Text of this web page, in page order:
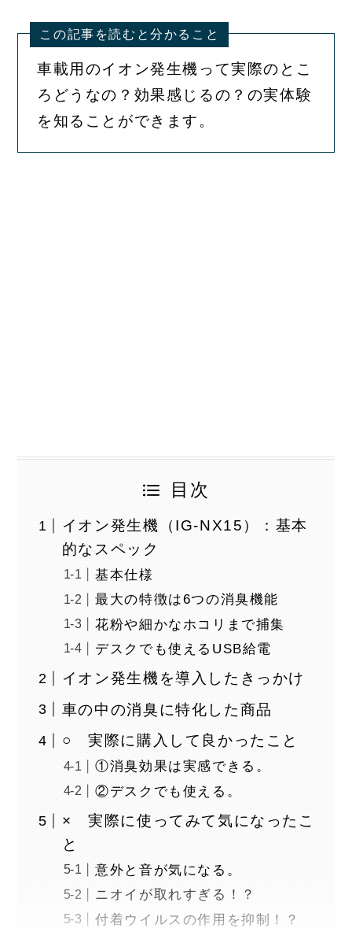
この記事を読むと分かること
車載用のイオン発生機って実際のとこ
ろどうなの？効果感じるの？の実体験
を知ることができます。
目次
イオン発生機（IG-NX15）：基本
的なスペック
基本仕様
最大の特徴は6つの消臭機能
花粉や細かなホコリまで捕集
デスクでも使えるUSB給電
イオン発生機を導入したきっかけ
車の中の消臭に特化した商品
○ 実際に購入して良かったこと
①消臭効果は実感できる。
②デスクでも使える。
× 実際に使ってみて気になったこ
と
意外と音が気になる。
ニオイが取れすぎる！？
付着ウイルスの作用を抑制！？